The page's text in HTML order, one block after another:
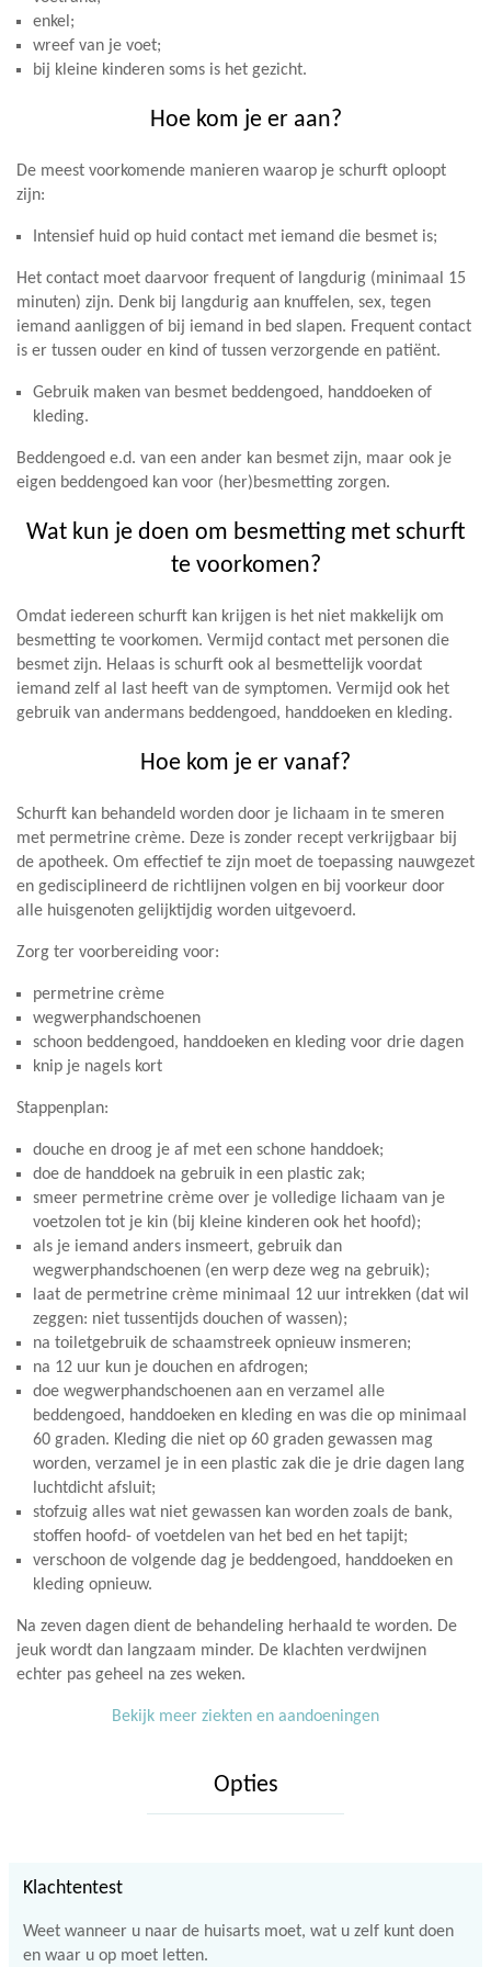
enkel;
wreef van je voet;
bij kleine kinderen soms is het gezicht.
Hoe kom je er aan?
De meest voorkomende manieren waarop je schurft oploopt
zijn:
Intensief huid op huid contact met iemand die besmet is;
Het contact moet daarvoor frequent of langdurig (minimaal 15
minuten) zijn. Denk bij langdurig aan knuffelen, sex, tegen
iemand aanliggen of bij iemand in bed slapen. Frequent contact
is er tussen ouder en kind of tussen verzorgende en patiënt.
Gebruik maken van besmet beddengoed, handdoeken of
kleding.
Beddengoed e.d. van een ander kan besmet zijn, maar ook je
eigen beddengoed kan voor (her)besmetting zorgen.
Wat kun je doen om besmetting met schurft
te voorkomen?
Omdat iedereen schurft kan krijgen is het niet makkelijk om
besmetting te voorkomen. Vermijd contact met personen die
besmet zijn. Helaas is schurft ook al besmettelijk voordat
iemand zelf al last heeft van de symptomen. Vermijd ook het
gebruik van andermans beddengoed, handdoeken en kleding.
Hoe kom je er vanaf?
Schurft kan behandeld worden door je lichaam in te smeren
met permetrine crème. Deze is zonder recept verkrijgbaar bij
de apotheek. Om effectief te zijn moet de toepassing nauwgezet
en gedisciplineerd de richtlijnen volgen en bij voorkeur door
alle huisgenoten gelijktijdig worden uitgevoerd.
Zorg ter voorbereiding voor:
permetrine crème
wegwerphandschoenen
schoon beddengoed, handdoeken en kleding voor drie dagen
knip je nagels kort
Stappenplan:
douche en droog je af met een schone handdoek;
doe de handdoek na gebruik in een plastic zak;
smeer permetrine crème over je volledige lichaam van je
voetzolen tot je kin (bij kleine kinderen ook het hoofd);
als je iemand anders insmeert, gebruik dan
wegwerphandschoenen (en werp deze weg na gebruik);
laat de permetrine crème minimaal 12 uur intrekken (dat wil
zeggen: niet tussentijds douchen of wassen);
na toiletgebruik de schaamstreek opnieuw insmeren;
na 12 uur kun je douchen en afdrogen;
doe wegwerphandschoenen aan en verzamel alle
beddengoed, handdoeken en kleding en was die op minimaal
60 graden. Kleding die niet op 60 graden gewassen mag
worden, verzamel je in een plastic zak die je drie dagen lang
luchtdicht afsluit;
stofzuig alles wat niet gewassen kan worden zoals de bank,
stoffen hoofd- of voetdelen van het bed en het tapijt;
verschoon de volgende dag je beddengoed, handdoeken en
kleding opnieuw.
Na zeven dagen dient de behandeling herhaald te worden. De
jeuk wordt dan langzaam minder. De klachten verdwijnen
echter pas geheel na zes weken.
Bekijk meer ziekten en aandoeningen
Opties
Klachtentest
Weet wanneer u naar de huisarts moet, wat u zelf kunt doen
en waar u op moet letten.